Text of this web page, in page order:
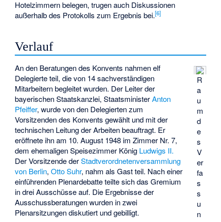
Hotelzimmern belegen, trugen auch Diskussionen
außerhalb des Protokolls zum Ergebnis bei.[6]
Verlauf
R
a
u
m
d
e
s
V
er
fa
s
s
u
n
An den Beratungen des Konvents nahmen elf
Delegierte teil, die von 14 sachverständigen
Mitarbeitern begleitet wurden. Der Leiter der
bayerischen Staatskanzlei, StaatsministerAnton
Pfeiffer, wurde von den Delegierten zum
Vorsitzenden des Konvents gewählt und mit der
technischen Leitung der Arbeiten beauftragt. Er
eröffnete ihn am 10. August 1948 im Zimmer Nr. 7,
dem ehemaligen Speisezimmer König Ludwigs II.
Der Vorsitzende derStadtverordnetenversammlung
von Berlin,Otto Suhr, nahm als Gast teil. Nach einer
einführenden Plenardebatte teilte sich das Gremium
in drei Ausschüsse auf. Die Ergebnisse der
Ausschussberatungen wurden in zwei
Plenarsitzungen diskutiert und gebilligt.